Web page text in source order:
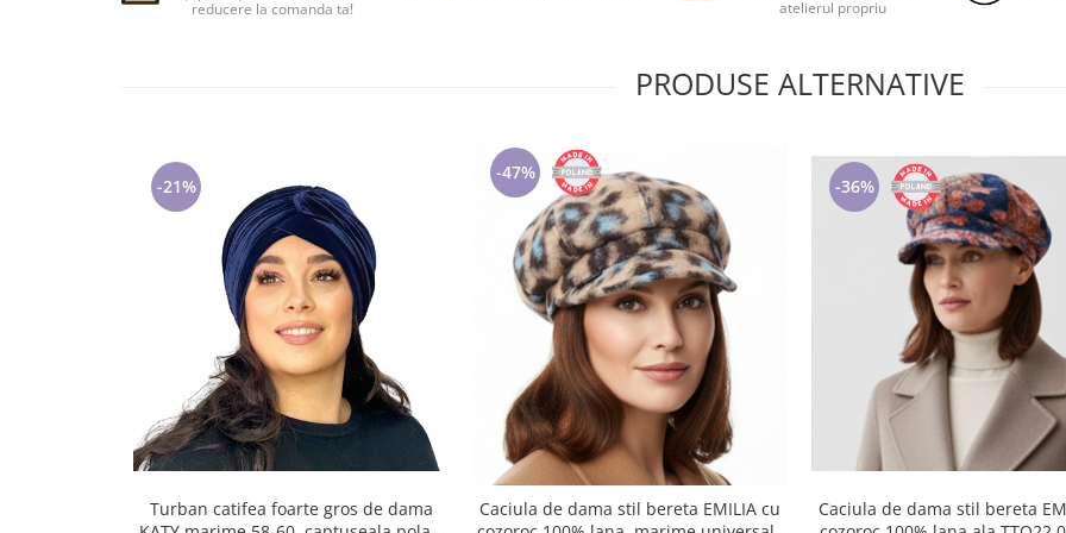
Lenjerii de pat pentru copii
Pijamale BIG SIZE femei
reducere la comanda ta!
atelierul propriu
PRODUSE ALTERNATIVE
-21%
Turban catifea foarte gros de dama
-47%
Caciula de dama stil bereta EMILIA cu
-36%
Caciula de dama stil bereta